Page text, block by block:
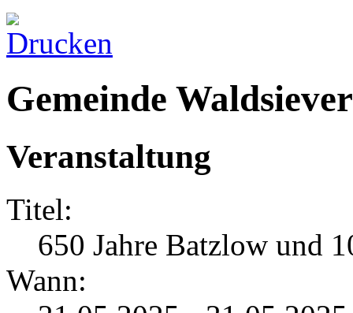
Gemeinde
Veranstaltung
Titel:
650 Jahre Batzlow und
Wann: